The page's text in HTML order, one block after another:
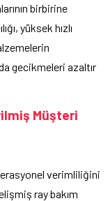
birbirine
yüksek hızlı
gecikmeleri azaltır
Müşteri
verimliliğini
ray bakım